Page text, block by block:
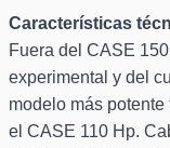
Características
Fuera del CASE
experimental y del
modelo más
el CASE 110 Hp.